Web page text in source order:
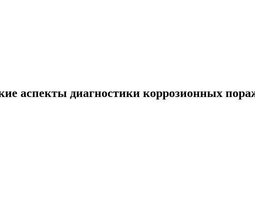
аспекты диагностики коррозионных